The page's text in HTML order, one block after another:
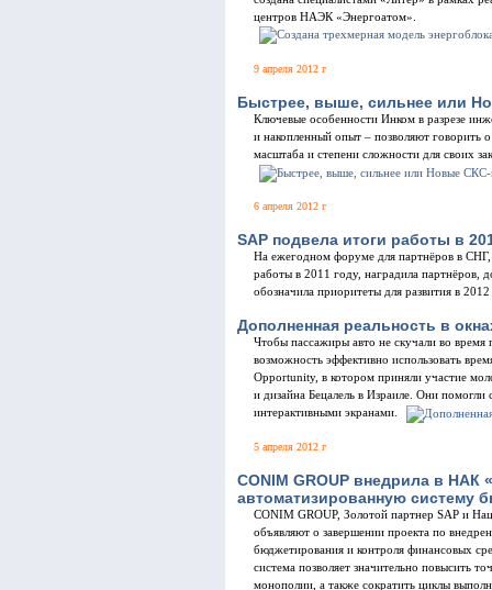
центров НАЭК «Энергоатом».
9 апреля 2012 г
Быстрее, выше, сильнее или
Ключевые особенности Инком в разрезе
и накопленный опыт – позволяют говорить
масштаба и степени сложности для своих
6 апреля 2012 г
SAP подвела итоги работы в
На ежегодном форуме для партнёров в
работы в 2011 году, наградила партнёров,
обозначила приоритеты для развития в
Дополненная реальность в
Чтобы пассажиры авто не скучали во
возможность эффективно использовать
Opportunity, в котором приняли участие
и дизайна Бецалель в Израиле. Они помогли
интерактивными экранами.
5 апреля 2012 г
CONIM GROUP внедрила в НАК
автоматизированную систему
CONIM GROUP, Золотой партнер SAP и
объявляют о завершении проекта по
бюджетирования и контроля финансовых
система позволяет значительно повысить
монополии, а также сократить циклы